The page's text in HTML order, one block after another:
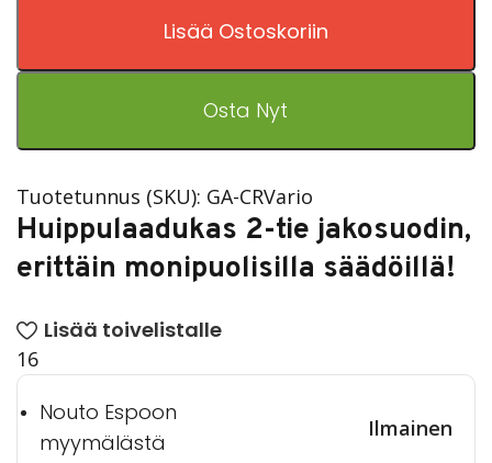
Lisää Ostoskoriin
Osta Nyt
Tuotetunnus (SKU): GA-CRVario
Huippulaadukas 2-tie jakosuodin,
erittäin monipuolisilla säädöillä!
Lisää toivelistalle
16
Nouto Espoon
myymälästä
Ilmainen